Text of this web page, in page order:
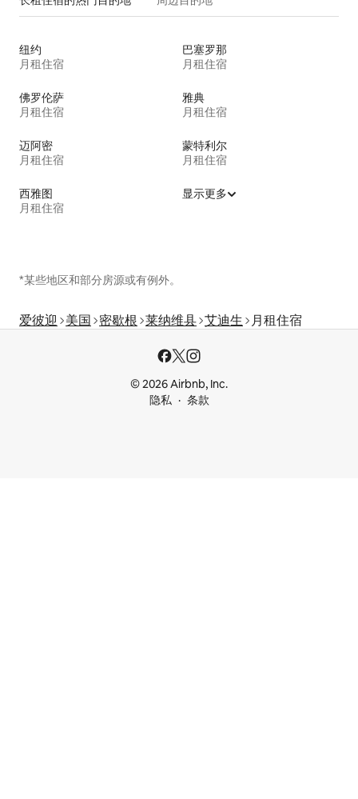
纽约
月租住宿
巴塞罗那
月租住宿
佛罗伦萨
月租住宿
雅典
月租住宿
迈阿密
月租住宿
蒙特利尔
月租住宿
西雅图
月租住宿
显示更多
*某些地区和部分房源或有例外。
爱彼迎 美国 密歇根 莱纳维县 艾迪生 月租住宿
© 2026 Airbnb, Inc.
隐私
条款